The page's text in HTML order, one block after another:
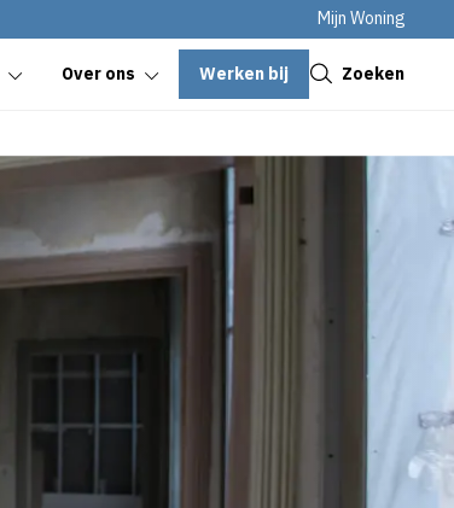
Mijn Woning
Over ons Werken bij Zoeken
Sluiten